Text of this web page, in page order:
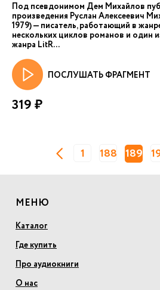
Под псевдонимом Дем Михайлов
произведения Руслан Алексеевич
1979) — писатель, работающий в
нескольких циклов романов и один
жанра LitR...
ПОСЛУШАТЬ ФРАГМЕНТ
319 ₽
1 188 189
МЕНЮ
Каталог
Где купить
Про аудиокниги
О нас